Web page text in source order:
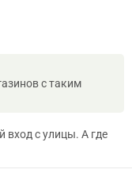
с таким
вход с улицы. А где